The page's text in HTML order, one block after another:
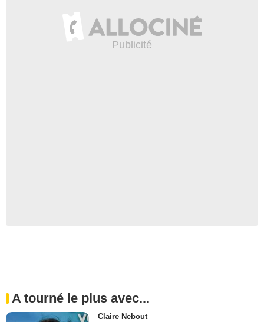
A tourné le plus avec...
Claire Nebout